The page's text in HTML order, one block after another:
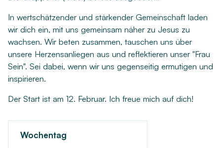
In wertschätzender und stärkender Gemeinschaft laden
wir dich ein, mit uns gemeinsam näher zu Jesus zu
wachsen. Wir beten zusammen, tauschen uns über
unsere Herzensanliegen aus und reflektieren unser "Frau
Sein". Sei dabei, wenn wir uns gegenseitig ermutigen und
inspirieren.
Der Start ist am 12. Februar. Ich freue mich auf dich!
Wochentag